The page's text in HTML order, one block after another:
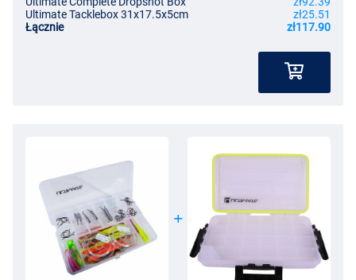
Ultimate Tacklebox 31x17.5x5cm
zł25.51
Łącznie
zł117.90